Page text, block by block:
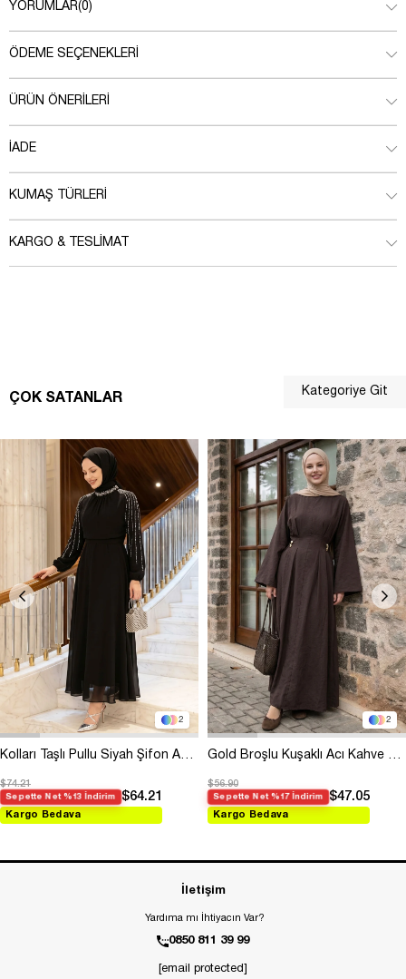
YORUMLAR(0)
ÖDEME SEÇENEKLERI
ÜRÜN ÖNERILERI
İADE
KUMAŞ TÜRLERI
KARGO & TESLIMAT
ÇOK SATANLAR
2
Kolları Taşlı Pullu Siyah Şifon Abiye
$74.21
Sepette Net %13 İndirim $64.21
Kargo Bedava
2
Gold Broşlu Kuşaklı Acı Kahve Modal Elbise
$56.90
Sepette Net %17 İndirim $47.05
Kargo Bedava
Kategoriye Git
İletişim
Yardıma mı İhtiyacın Var?
0850 811 39 99
[email protected]